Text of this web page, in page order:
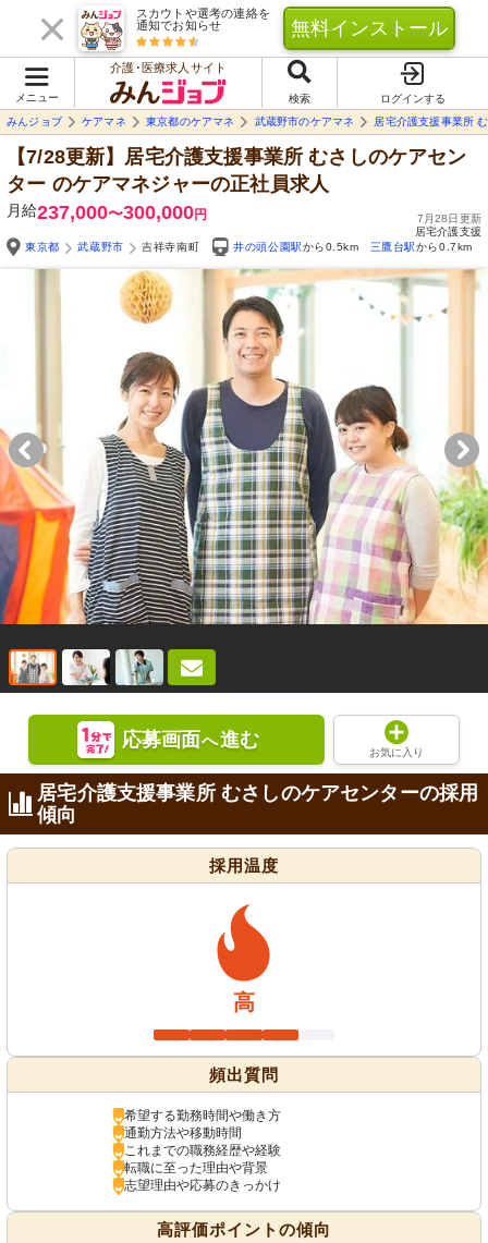
スカウトや選考の連絡を
通知でお知らせ
無料インストール
メニュー
介護･医療求人サイト
検索
ログインする
みんジョブ
ケアマネ 東京都のケアマネ 武蔵野市のケアマネ 居宅介護支援事業所
【7/28更新】居宅介護支援事業所 むさしのケアセン
ター のケアマネジャーの正社員求人
月給237,000〜300,000円
7月28日更新
居宅介護支援
東京都
武蔵野市 吉祥寺南町 井の頭公園駅から0.5km 三鷹台駅から0.7km
応募画面へ進む
お気に入り
居宅介護支援事業所 むさしのケアセンターの採用
傾向
採用温度
高
頻出質問
希望する勤務時間や働き方
通勤方法や移動時間
これまでの職務経歴や経験
転職に至った理由や背景
志望理由や応募のきっかけ
高評価ポイントの傾向